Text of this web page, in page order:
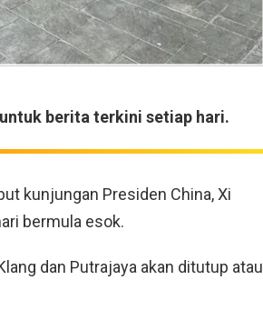
untuk berita terkini setiap hari.
kunjungan Presiden China, Xi
bermula esok.
dan Putrajaya akan ditutup atau